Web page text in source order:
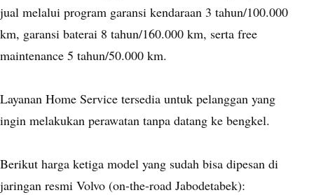
jual melalui program garansi kendaraan 3 tahun/100.000
km, garansi baterai 8 tahun/160.000 km, serta free
maintenance 5 tahun/50.000 km.
Layanan Home Service tersedia untuk pelanggan yang
ingin melakukan perawatan tanpa datang ke bengkel.
Berikut harga ketiga model yang sudah bisa dipesan di
jaringan resmi Volvo (on-the-road Jabodetabek):